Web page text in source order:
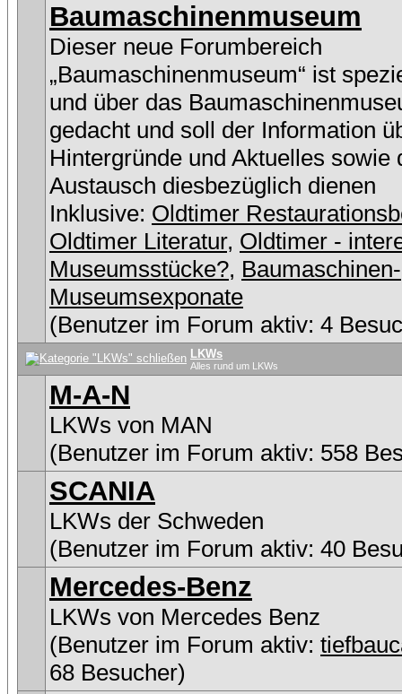
Baumaschinenmuseum
Dieser neue Forumbereich
„Baumaschinenmuseum“ ist
und über das
gedacht und soll der Information
Hintergründe und Aktuelles sowie
Austausch diesbezüglich dienen
Inklusive: Oldtimer
Oldtimer Literatur, Oldtimer -
Museumsstücke?, Baumaschinen-
Museumsexponate
(Benutzer im Forum aktiv: 4
LKWs
Alles rund um LKWs
M-A-N
LKWs von MAN
(Benutzer im Forum aktiv: 558
SCANIA
LKWs der Schweden
(Benutzer im Forum aktiv: 40
Mercedes-Benz
LKWs von Mercedes Benz
(Benutzer im Forum aktiv:
68 Besucher)